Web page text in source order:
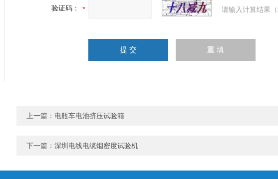
验证码： 请输入计算结果
上一篇： 电瓶车电池挤压试验箱
下一篇： 深圳电线电缆烟密度试验机